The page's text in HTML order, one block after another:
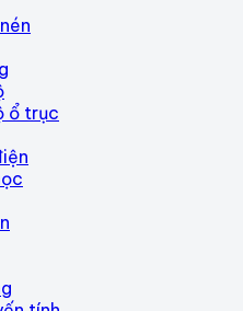
ổ trục